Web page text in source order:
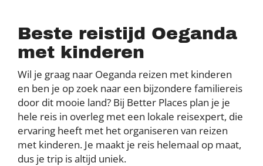
Beste reistijd Oeganda
met kinderen
Wil je graag naar Oeganda reizen met kinderen
en ben je op zoek naar een bijzondere familiereis
door dit mooie land? Bij Better Places plan je je
hele reis in overleg met een lokale reisexpert, die
ervaring heeft met het organiseren van reizen
met kinderen. Je maakt je reis helemaal op maat,
dus je trip is altijd uniek.